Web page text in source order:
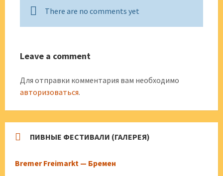
There are no comments yet
Leave a comment
Для отправки комментария вам необходимо
авторизоваться.
ПИВНЫЕ ФЕСТИВАЛИ (ГАЛЕРЕЯ)
Bremer Freimarkt — Бремен